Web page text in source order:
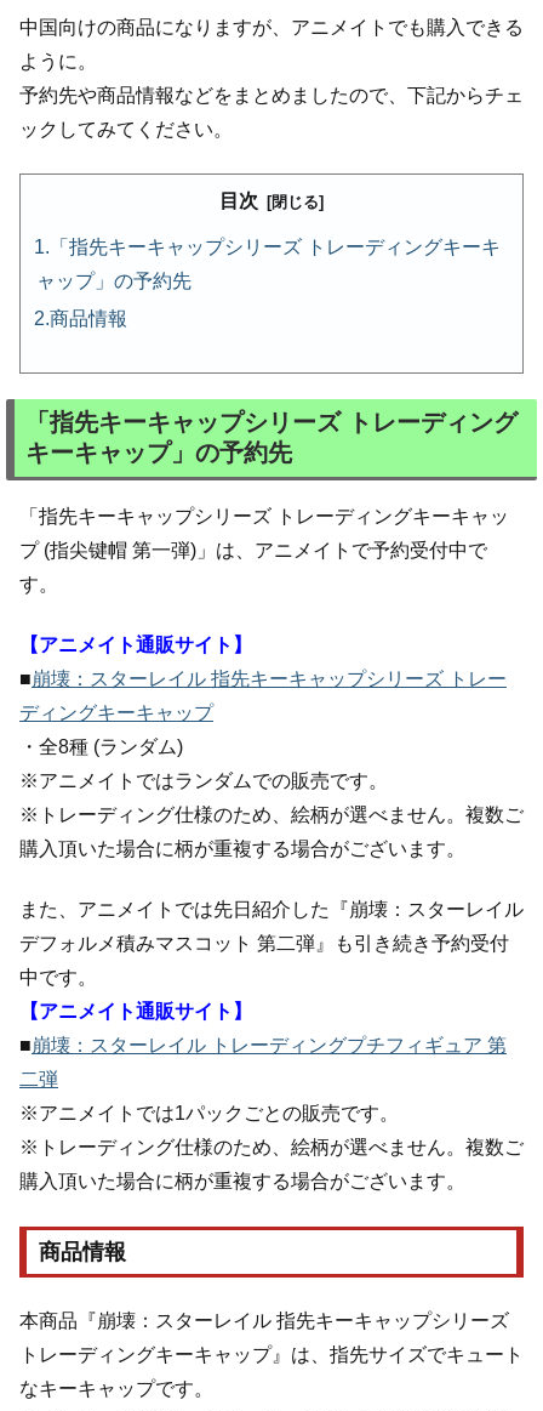
中国向けの商品になりますが、アニメイトでも購入できる
ように。
予約先や商品情報などをまとめましたので、下記からチェ
ックしてみてください。
目次
「指先キーキャップシリーズ トレーディングキーキ
ャップ」の予約先
商品情報
「指先キーキャップシリーズ トレーディング
キーキャップ」の予約先
「指先キーキャップシリーズ トレーディングキーキャッ
プ (指尖键帽 第一弾)」は、アニメイトで予約受付中で
す。
【アニメイト通販サイト】
■崩壊：スターレイル 指先キーキャップシリーズ トレー
ディングキーキャップ
・全8種 (ランダム)
※アニメイトではランダムでの販売です。
※トレーディング仕様のため、絵柄が選べません。複数ご
購入頂いた場合に柄が重複する場合がございます。
また、アニメイトでは先日紹介した『崩壊：スターレイル
デフォルメ積みマスコット 第二弾』も引き続き予約受付
中です。
【アニメイト通販サイト】
■崩壊：スターレイル トレーディングプチフィギュア 第
二弾
※アニメイトでは1パックごとの販売です。
※トレーディング仕様のため、絵柄が選べません。複数ご
購入頂いた場合に柄が重複する場合がございます。
商品情報
本商品『崩壊：スターレイル 指先キーキャップシリーズ
トレーディングキーキャップ』は、指先サイズでキュート
なキーキャップです。